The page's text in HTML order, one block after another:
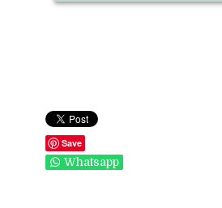
Save
Whatsapp